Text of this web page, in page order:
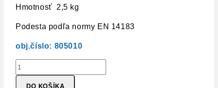
Hmotnosť 2,5 kg
Podesta podľa normy EN 14183
obj.číslo: 805010
množstvo
Podesta-
DO KOŠÍKA